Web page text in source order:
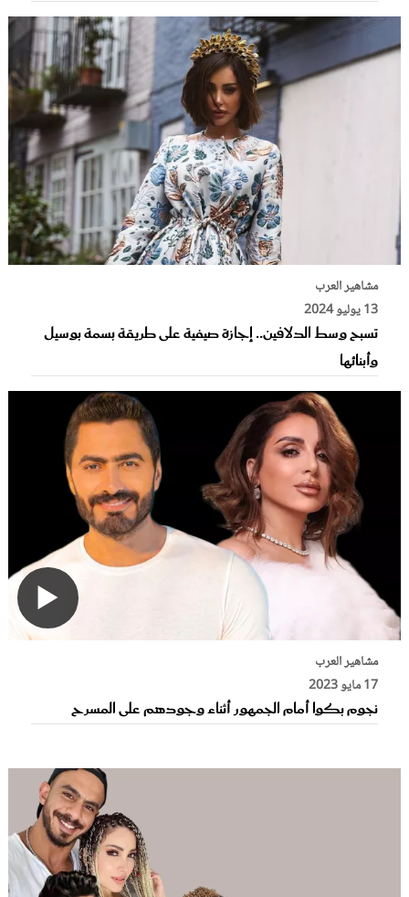
مشاهير العرب
13 يوليو 2024
تسبح وسط الدلافين.. إجازة صيفية على طريقة بسمة بوسيل
وأبنائها
مشاهير العرب
17 مايو 2023
نجوم بكوا أمام الجمهور أثناء وجودهم على المسرح